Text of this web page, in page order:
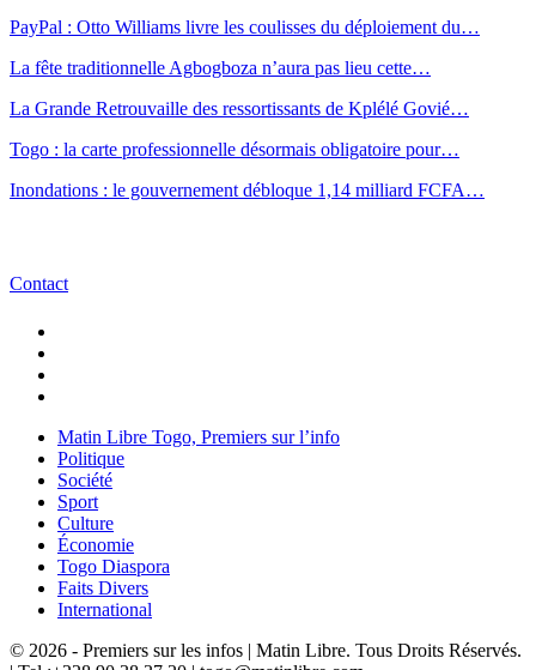
PayPal : Otto Williams livre les coulisses du déploiement du…
La fête traditionnelle Agbogboza n’aura pas lieu cette…
La Grande Retrouvaille des ressortissants de Kplélé Govié…
Togo : la carte professionnelle désormais obligatoire pour…
Inondations : le gouvernement débloque 1,14 milliard FCFA…
Contact
Matin Libre Togo, Premiers sur l’info
Politique
Société
Sport
Culture
Économie
Togo Diaspora
Faits Divers
International
© 2026 - Premiers sur les infos | Matin Libre. Tous Droits Réservés.